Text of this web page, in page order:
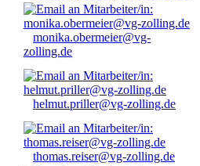
monika.obermeier@vg-
zolling.de
helmut.priller@vg-zolling.de
thomas.reiser@vg-zolling.de